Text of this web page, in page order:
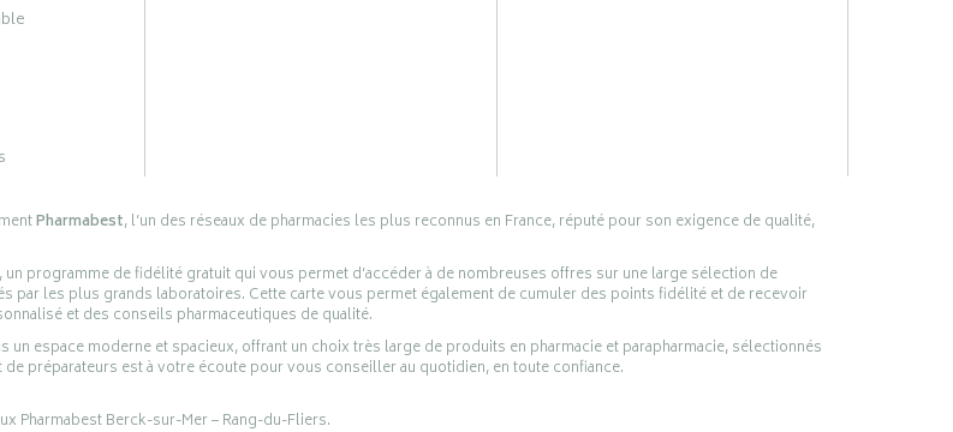
Pharmabest, l’un des réseaux de pharmacies les plus reconnus en France, réputé pour son exigence de qualité,
, un programme de fidélité gratuit qui vous permet d’accéder à de nombreuses offres sur une large sélection de
les plus grands laboratoires. Cette carte vous permet également de cumuler des points fidélité et de recevoir
et des conseils pharmaceutiques de qualité.
un espace moderne et spacieux, offrant un choix très large de produits en pharmacie et parapharmacie, sélectionnés
préparateurs est à votre écoute pour vous conseiller au quotidien, en toute confiance.
Pharmabest Berck-sur-Mer – Rang-du-Fliers.